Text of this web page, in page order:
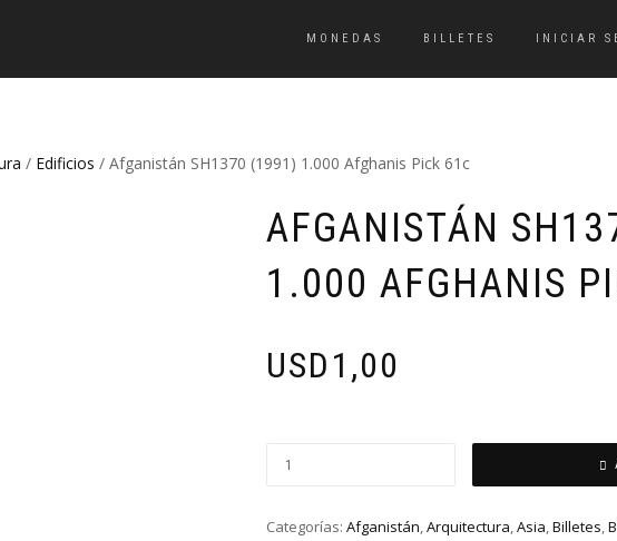
MONEDAS BILLETES INICIAR
/ Edificios / Afganistán SH1370 (1991) 1.000 Afghanis Pick 61c
AFGANISTÁN
1.000 AFGHANIS
USD1,00
Categorías: Afganistán,Arquitectura,Asia,Billetes,